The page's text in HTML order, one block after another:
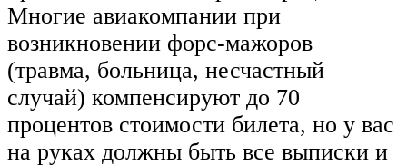
Многие авиакомпании при
возникновении форс-мажоров
(травма, больница, несчастный
случай) компенсируют до 70
процентов стоимости билета, но у вас
на руках должны быть все выписки и